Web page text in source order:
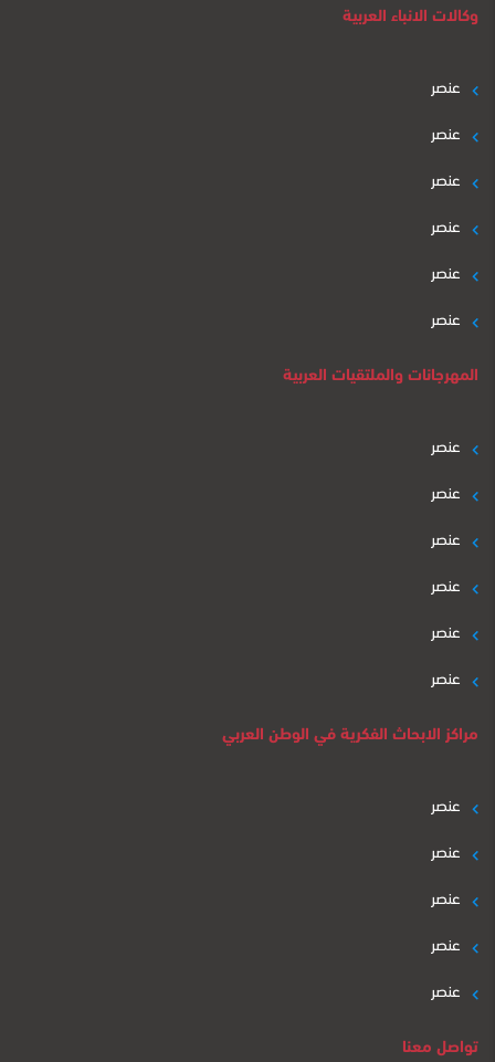
وكالات الانباء العربية
عنصر
عنصر
عنصر
عنصر
عنصر
عنصر
المهرجانات والملتقيات العربية
عنصر
عنصر
عنصر
عنصر
عنصر
عنصر
مراكز الابحاث الفكرية في الوطن العربي
عنصر
عنصر
عنصر
عنصر
عنصر
تواصل معنا